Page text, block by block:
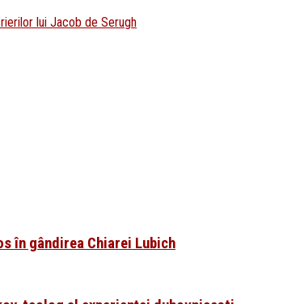
lui Jacob de Serugh
în gândirea Chiarei Lubich